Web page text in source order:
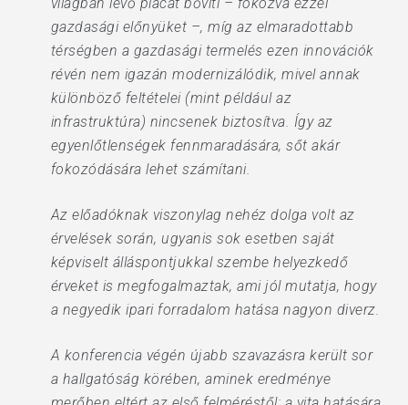
gazdasági előnyüket –, míg az elmaradottabb
térségben a gazdasági termelés ezen innovációk
révén nem igazán modernizálódik, mivel annak
különböző feltételei (mint például az
infrastruktúra) nincsenek biztosítva. Így az
egyenlőtlenségek fennmaradására, sőt akár
fokozódására lehet számítani.
Az előadóknak viszonylag nehéz dolga volt az
érvelések során, ugyanis sok esetben saját
képviselt álláspontjukkal szembe helyezkedő
érveket is megfogalmaztak, ami jól mutatja, hogy
a negyedik ipari forradalom hatása nagyon diverz.
A konferencia végén újabb szavazásra került sor
a hallgatóság körében, aminek eredménye